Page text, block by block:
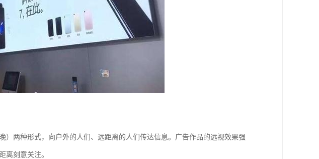
）两种形式，向户外的人们、远距离的人们传达信息。广告作品的远视效果强
离刻意关注。